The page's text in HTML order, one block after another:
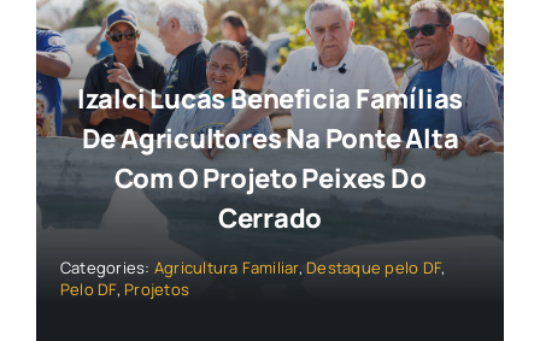
Izalci Lucas Beneficia Famílias
De Agricultores Na Ponte Alta
Com O Projeto Peixes Do
Cerrado
Categories: Agricultura Familiar,Destaque pelo DF,
Pelo DF, Projetos